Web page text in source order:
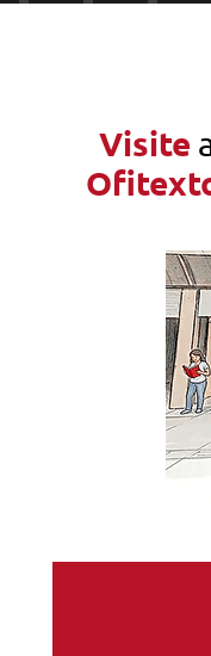
Visite